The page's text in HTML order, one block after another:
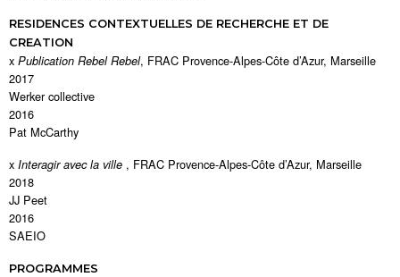
RESIDENCES CONTEXTUELLES DE RECHERCHE ET DE
CREATION
x Publication Rebel Rebel, FRAC Provence-Alpes-Côte d’Azur, Marseille
2017
Werker collective
2016
Pat McCarthy
x Interagir avec la ville , FRAC Provence-Alpes-Côte d’Azur, Marseille
2018
JJ Peet
2016
SAEIO
PROGRAMMES